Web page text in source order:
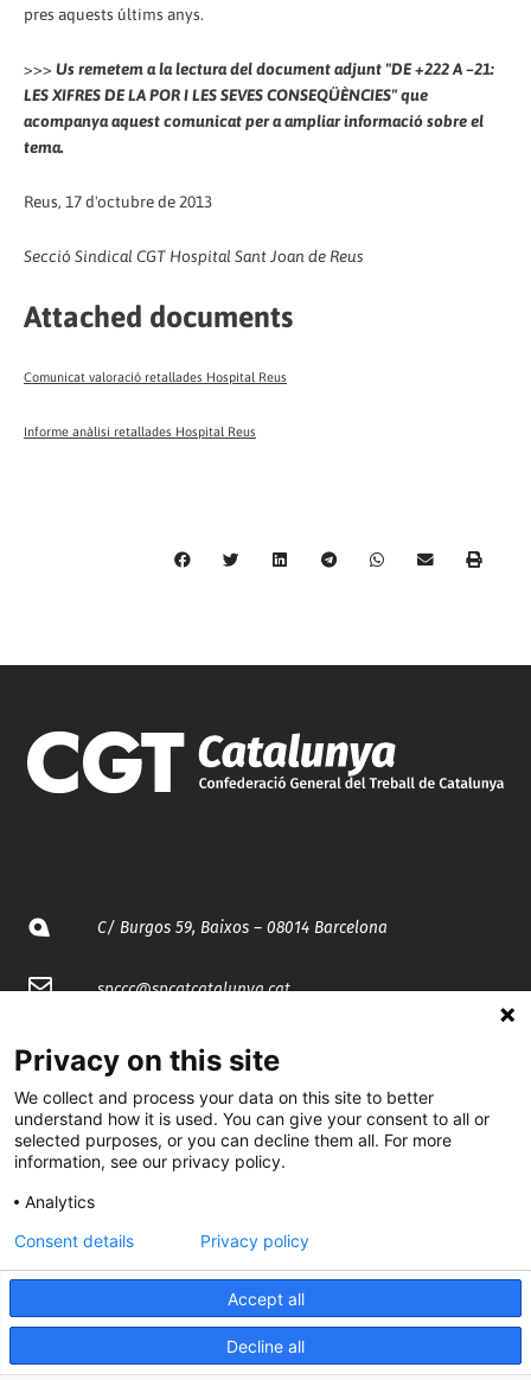
pres aquests últims anys.
>>> Us remetem a la lectura del document adjunt "DE +222 A –21:
LES XIFRES DE LA POR I LES SEVES CONSEQÜÈNCIES" que
acompanya aquest comunicat per a ampliar informació sobre el
tema.
Reus, 17 d'octubre de 2013
Secció Sindical CGT Hospital Sant Joan de Reus
Attached documents
Comunicat valoració retallades Hospital Reus
Informe anàlisi retallades Hospital Reus
C/ Burgos 59, Baixos – 08014 Barcelona
spccc@spcgtcatalunya.cat
@CGTCatalunya
cgtcatalunya
CGTCatalunya
cgtcatalunya
Desenvolupat per
Privacy on this site
We collect and process your data on this site to better
understand how it is used. You can give your consent to all or
selected purposes, or you can decline them all. For more
information, see our privacy policy.
Analytics
Accept all
Decline all
Consent details Privacy policy